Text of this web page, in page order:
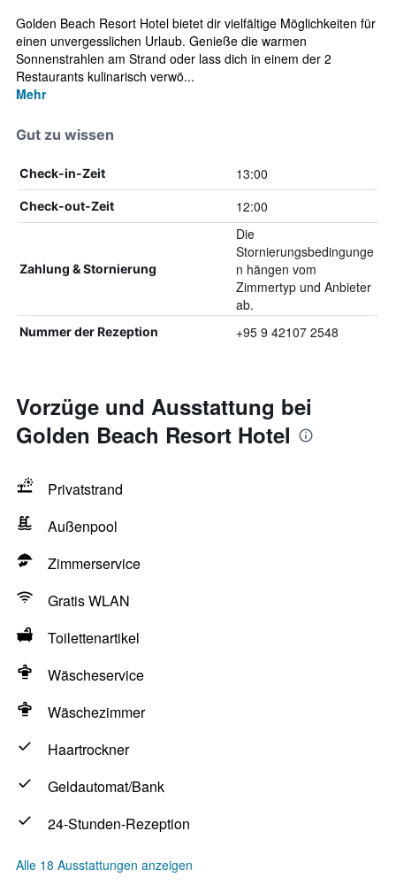
Golden Beach Resort Hotel bietet dir vielfältige Möglichkeiten für
einen unvergesslichen Urlaub. Genieße die warmen
Sonnenstrahlen am Strand oder lass dich in einem der 2
Restaurants kulinarisch verwö...
Mehr
Gut zu wissen
Check-in-Zeit 13:00
Check-out-Zeit 12:00
Zahlung & Stornierung
Die
Stornierungsbedingunge
n hängen vom
Zimmertyp und Anbieter
ab.
Nummer der Rezeption +95 9 42107 2548
Vorzüge und Ausstattung bei
Golden Beach Resort Hotel
Privatstrand
Außenpool
Zimmerservice
Gratis WLAN
Toilettenartikel
Wäscheservice
Wäschezimmer
Haartrockner
Geldautomat/Bank
24-Stunden-Rezeption
Alle 18 Ausstattungen anzeigen